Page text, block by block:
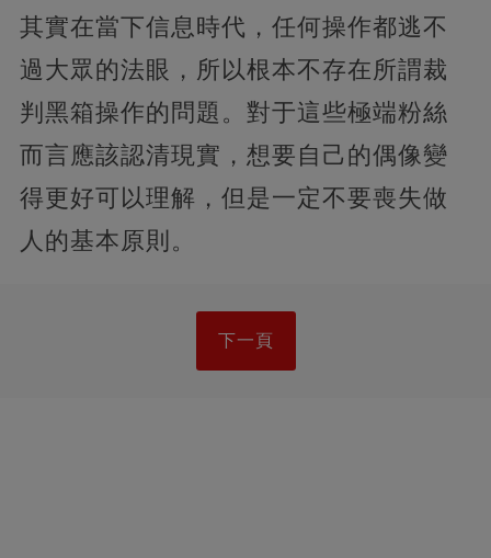
其實在當下信息時代，任何操作都逃不
過大眾的法眼，所以根本不存在所謂裁
判黑箱操作的問題。對于這些極端粉絲
而言應該認清現實，想要自己的偶像變
得更好可以理解，但是一定不要喪失做
人的基本原則。
下一頁